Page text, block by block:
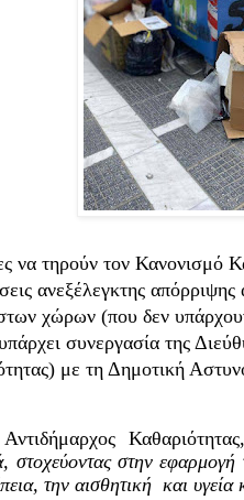
να τηρούν τον Κανονισμό
ανεξέλεγκτης
χώρων (που δεν
συνεργασία της
με τη Δημοτική
στοχεύοντας στην
την αισθητική και